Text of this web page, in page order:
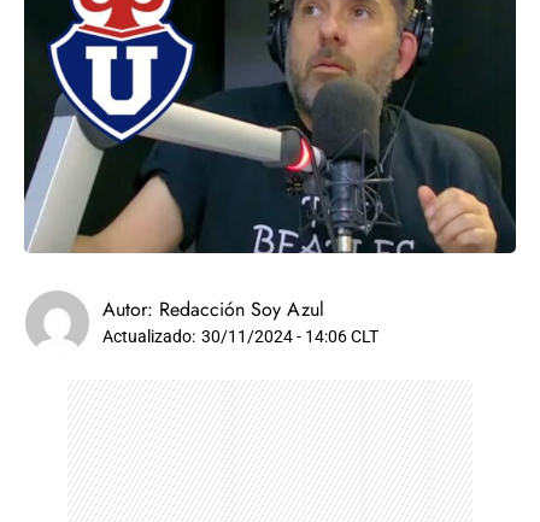
Autor: Redacción Soy Azul
Actualizado: 30/11/2024 - 14:06 CLT